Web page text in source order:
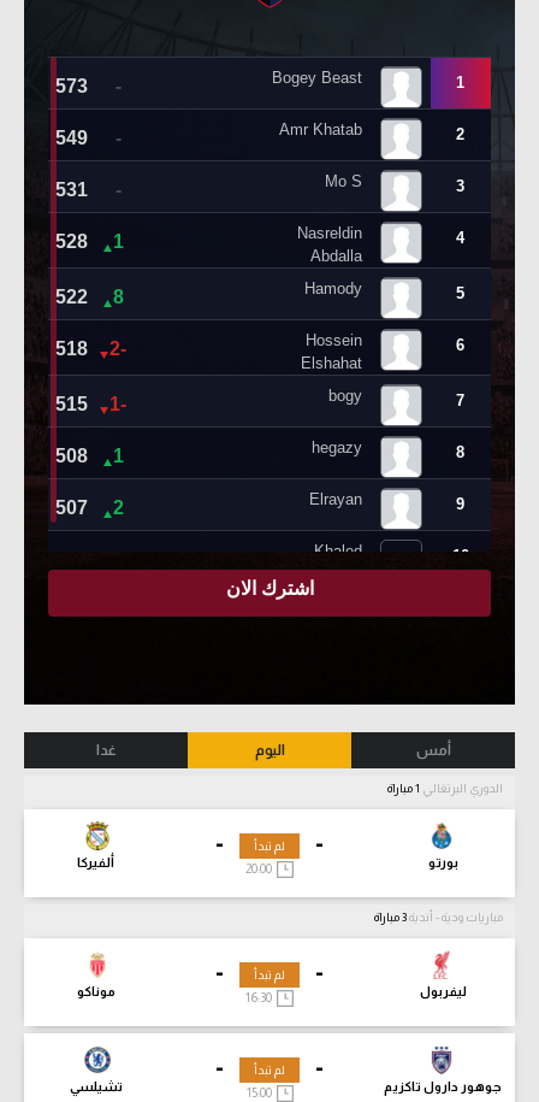
أمس اليوم غدا
الدوري البرتغالي
-
بورتو
-
ألفيركا
لم تبدأ
مباريات ودية - أندية
-
ليفربول
-
موناكو
لم تبدأ
-
جوهور دارول تاكزيم
-
تشيلسي
لم تبدأ
15:00